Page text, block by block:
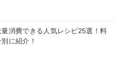
消費できる人気レシピ25選！料
に紹介！